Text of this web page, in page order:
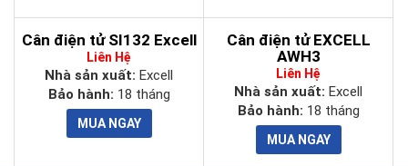
Cân điện tử SI132 Excell
Liên Hệ
Nhà sản xuất: Excell
Bảo hành: 18 tháng
Cân điện tử EXCELL
AWH3
Liên Hệ
Nhà sản xuất: Excell
Bảo hành: 18 tháng